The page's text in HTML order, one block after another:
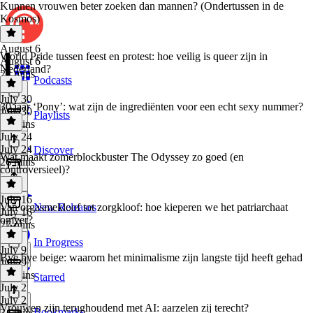
Podcasts
Playlists
Discover
New Releases
In Progress
Starred
Kunnen vrouwen beter zoeken dan mannen? (Ondertussen in de
Kosmos)
August 6
August 6
24 mins
World Pride tussen feest en protest: hoe veilig is queer zijn in
Nederland?
July 30
July 30
35 mins
30 jaar ‘Pony’: wat zijn de ingrediënten voor een echt sexy nummer?
July 24
July 24
26 mins
Wat maakt zomerblockbuster The Odyssey zo goed (en
controversieel)?
July 16
July 16
27 mins
Van orgasmekloof tot zorgkloof: hoe kieperen we het patriarchaat
omver?
July 9
July 9
52 mins
Bye bye beige: waarom het minimalisme zijn langste tijd heeft gehad
July 2
July 2
Vrouwen zijn terughoudend met AI: aarzelen zij terecht?